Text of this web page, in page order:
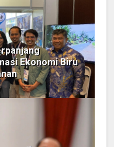
Ekonomi Biru